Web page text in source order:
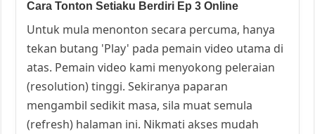
Cara Tonton Setiaku Berdiri Ep 3 Online
Untuk mula menonton secara percuma, hanya
tekan butang 'Play' pada pemain video utama di
atas. Pemain video kami menyokong peleraian
(resolution) tinggi. Sekiranya paparan
mengambil sedikit masa, sila muat semula
(refresh) halaman ini. Nikmati akses mudah